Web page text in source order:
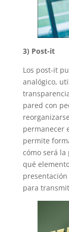
3) Post-it
Los post-it
analógico,
pared con
permanecer
permite
cómo será
qué
para